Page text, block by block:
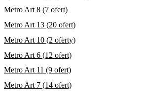
Metro Art 8 (7 ofert)
Metro Art 13 (20 ofert)
Metro Art 10 (2 oferty)
Metro Art 6 (12 ofert)
Metro Art 11 (9 ofert)
Metro Art 7 (14 ofert)